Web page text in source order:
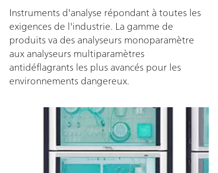
Instruments d'analyse répondant à toutes les
exigences de l'industrie. La gamme de
produits va des analyseurs monoparamètre
aux analyseurs multiparamètres
antidéflagrants les plus avancés pour les
environnements dangereux.